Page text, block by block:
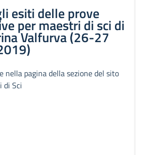
esiti delle prove
per maestri di sci di
Valfurva (26-27
nella pagina della sezione del sito
di Sci